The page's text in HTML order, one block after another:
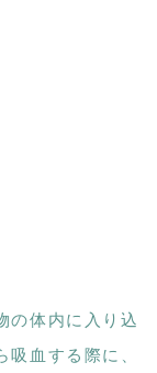
の体内に入り込
血する際に、